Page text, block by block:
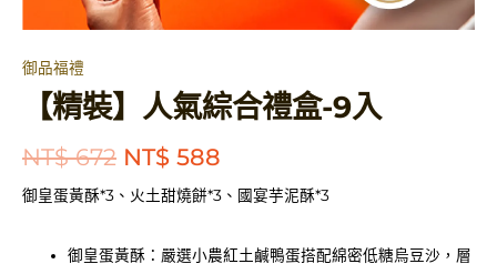
御品福禮
【精裝】人氣綜合禮盒-9入
NT$672 原
始
格：
NT$ 588
前
格：
御皇蛋黃酥*3、火土甜燒餅*3、國宴芋泥酥*3
御皇蛋黃酥：嚴選小農紅土鹹鴨蛋搭配綿密低糖烏豆沙，層